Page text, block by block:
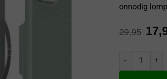
onnodig
29,95
Tudia